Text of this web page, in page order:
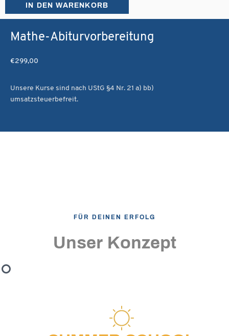
Bad
XL
IN DEN WARENKORB
Mathe-Abiturvorbereitung
€299,00
Unsere Kurse sind nach UStG §4 Nr. 21 a) bb)
umsatzsteuerbefreit.
FÜR DEINEN ERFOLG
Unser Konzept